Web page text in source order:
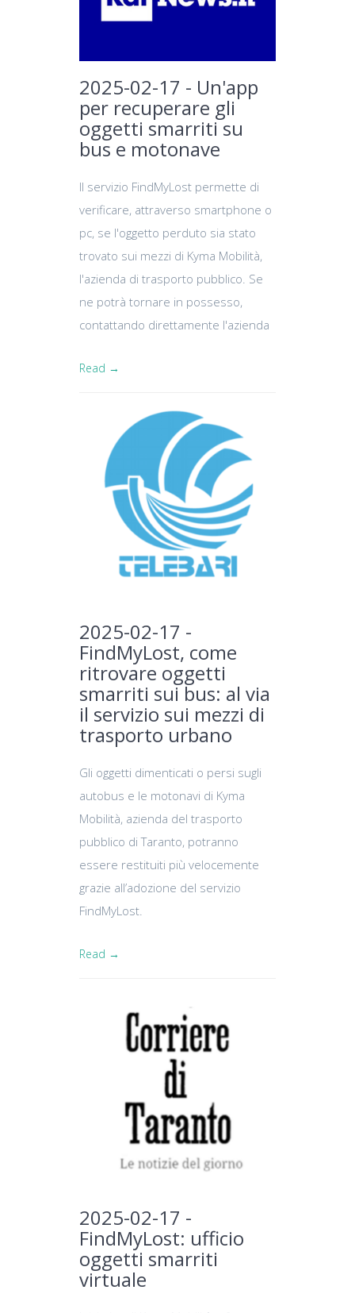
2025-02-17 - Un'app
per recuperare gli
oggetti smarriti su
bus e motonave
Il servizio FindMyLost permette di
verificare, attraverso smartphone o
pc, se l'oggetto perduto sia stato
trovato sui mezzi di Kyma Mobilità,
l'azienda di trasporto pubblico. Se
ne potrà tornare in possesso,
contattando direttamente l'azienda
Read →
2025-02-17 -
FindMyLost, come
ritrovare oggetti
smarriti sui bus: al via
il servizio sui mezzi di
trasporto urbano
Gli oggetti dimenticati o persi sugli
autobus e le motonavi di Kyma
Mobilità, azienda del trasporto
pubblico di Taranto, potranno
essere restituiti più velocemente
grazie all’adozione del servizio
FindMyLost.
Read →
2025-02-17 -
FindMyLost: ufficio
oggetti smarriti
virtuale